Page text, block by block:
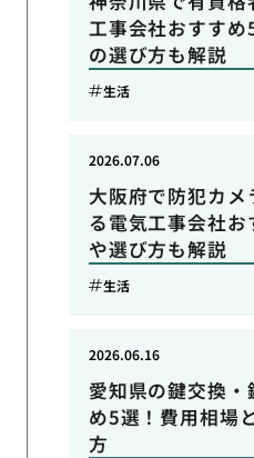
工事会社おすす
の選び方も解説
生活
大阪府で防犯カメ
る電気工事会社
や選び方も解説
2026.07.06
生活
愛知県の鍵交換
め5選！費用相場
方
2026.06.16